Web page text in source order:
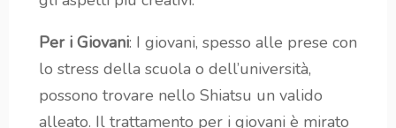
Per i Giovani: I giovani, spesso alle prese con
lo stress della scuola o dell’università,
possono trovare nello Shiatsu un valido
alleato. Il trattamento per i giovani è mirato